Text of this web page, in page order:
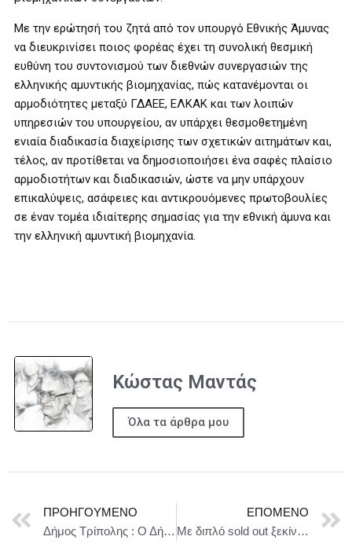
Με την ερώτησή του ζητά από τον υπουργό Εθνικής Άμυνας
να διευκρινίσει ποιος φορέας έχει τη συνολική θεσμική
ευθύνη του συντονισμού των διεθνών συνεργασιών της
ελληνικής αμυντικής βιομηχανίας, πώς κατανέμονται οι
αρμοδιότητες μεταξύ ΓΔΑΕΕ, ΕΛΚΑΚ και των λοιπών
υπηρεσιών του υπουργείου, αν υπάρχει θεσμοθετημένη
ενιαία διαδικασία διαχείρισης των σχετικών αιτημάτων και,
τέλος, αν προτίθεται να δημοσιοποιήσει ένα σαφές πλαίσιο
αρμοδιοτήτων και διαδικασιών, ώστε να μην υπάρχουν
επικαλύψεις, ασάφειες και αντικρουόμενες πρωτοβουλίες
σε έναν τομέα ιδιαίτερης σημασίας για την εθνική άμυνα και
την ελληνική αμυντική βιομηχανία.
Κώστας Μαντάς
Όλα τα άρθρα μου
ΠΡΟΗΓΟΎΜΕΝΟ
Δήμος Τρίπολης : Ο Δήμος αποκτά ισχυρή παρουσία στο Ευρωπαϊκό Δίκτυο Αιρετών Τοπικής Αυτοδιοίκησης της Ευρωπαϊκής Ένωσης
ΕΠΌΜΕΝΟ
Με διπλό sold out ξεκίνησε η περιοδεία της πολυσυζητημένης Μήδειας. Όρθιοι χειροκρότησαν οι θεατές την αποθεωτική επιστροφή της Καρυφυλλιάς Καραμπέτη στον εμβληματικό ρόλο